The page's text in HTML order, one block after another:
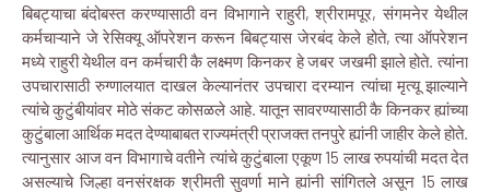
बिबट्याचा बंदोबस्त करण्यासाठी वन विभागाने राहुरी, श्रीरामपूर, संगमनेर येथील
कर्मचाऱ्याने जे रेसिक्यू ऑपरेशन करून बिबट्यास जेरबंद केले होते, त्या ऑपरेशन
मध्ये राहुरी येथील वन कर्मचारी कै लक्ष्मण किनकर हे जबर जखमी झाले होते. त्यांना
उपचारासाठी रुग्णालयात दाखल केल्यानंतर उपचारा दरम्यान त्यांचा मृत्यू झाल्याने
त्यांचे कुटुंबीयांवर मोठे संकट कोसळले आहे. यातून सावरण्यासाठी कै किनकर ह्यांच्या
कुटुंबाला आर्थिक मदत देण्याबाबत राज्यमंत्री प्राजक्त तनपुरे ह्यांनी जाहीर केले होते.
त्यानुसार आज वन विभागाचे वतीने त्यांचे कुटुंबाला एकूण 15 लाख रुपयांची मदत देत
असल्याचे जिल्हा वनसंरक्षक श्रीमती सुवर्णा माने ह्यांनी सांगितले असून 15 लाख